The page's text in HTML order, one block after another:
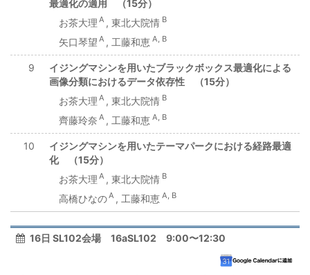
最適化の適用 （15分）
お茶大理 A , 東北大院情 B
矢口琴望 A , 工藤和恵 A, B
9
イジングマシンを用いたブラックボックス最適化による
画像分類におけるデータ依存性 （15分）
お茶大理 A , 東北大院情 B
齊藤玲奈 A , 工藤和恵 A, B
10
イジングマシンを用いたテーマパークにおける経路最適
化 （15分）
お茶大理 A , 東北大院情 B
高橋ひなのA , 工藤和恵 A, B
16日 SL102会場 16aSL102 9:00〜12:30